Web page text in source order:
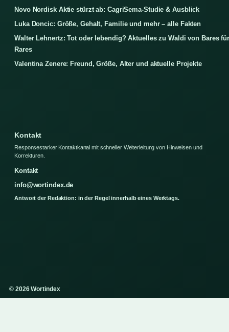
Novo Nordisk Aktie stürzt ab: CagriSema-Studie & Ausblick
Luka Doncic: Größe, Gehalt, Familie und mehr – alle Fakten
Walter Lehnertz: Tot oder lebendig? Aktuelles zu Waldi von Bares
Rares
Valentina Zenere: Freund, Größe, Alter und aktuelle Projekte
Kontakt
Responsestarker Kontaktkanal mit schneller Weiterleitung von Hinweisen und
Korrekturen.
Kontakt
info@wortindex.de
Antwort der Redaktion: in der Regel innerhalb eines Werktags.
© 2026 Wortindex